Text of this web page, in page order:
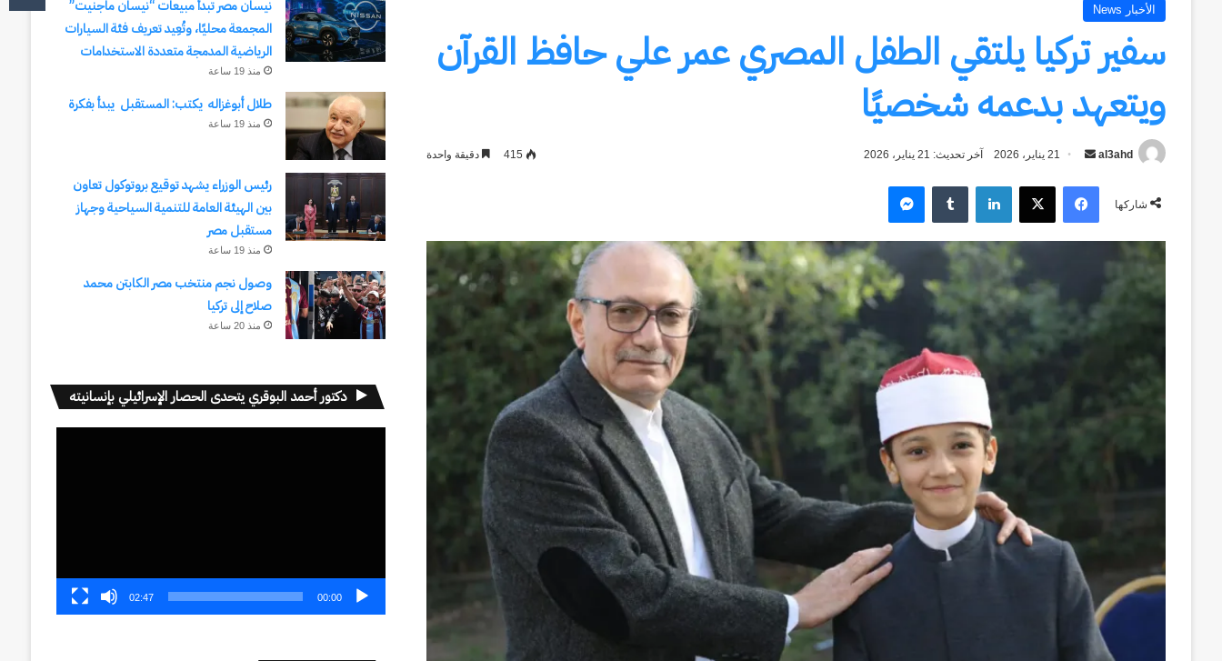
الأخبار News
سفير تركيا يلتقي الطفل المصري عمر علي حافظ القرآن
ويتعهد بدعمه شخصيًا
al3ahd
أرسل
إلكترونيا
21 يناير، 2026 آخر تحديث: 21 يناير، 2026 415 دقيقة واحدة
شاركها
فيسبوك‫X لينكدإن
‏Tumblr ماسنجر
نيسان مصر تبدأ مبيعات “نيسان ماجنيت”
المجمعة محليًا، وتُعِيد تعريف فئة السيارات
الرياضية المدمجة متعددة الاستخدامات
منذ 19 ساعة
طلال أبوغزاله يكتب: المستقبل يبدأ بفكرة
منذ 19 ساعة
رئيس الوزراء يشهد توقيع بروتوكول تعاون
بين الهيئة العامة للتنمية السياحية وجهاز
مستقبل مصر
منذ 19 ساعة
وصول نجم منتخب مصر الكابتن محمد
صلاح إلى تركيا
منذ 20 ساعة
دكتور أحمد البوقري يتحدى الحصار الإسرائيلي بإنسانيته
00:00
02:47